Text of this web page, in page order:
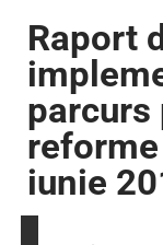
Raport
parcurs
iunie